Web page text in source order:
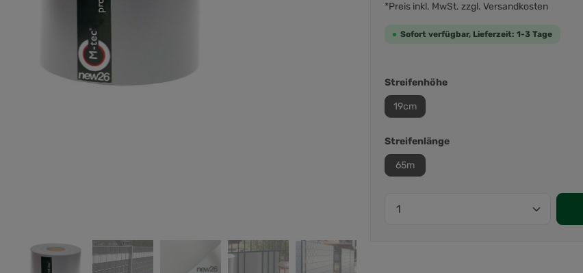
*Preis inkl. MwSt. zzgl. Versandkosten
Sofort verfügbar, Lieferzeit: 1-3 Tage
Streifenhöhe
19cm
Streifenlänge
65m